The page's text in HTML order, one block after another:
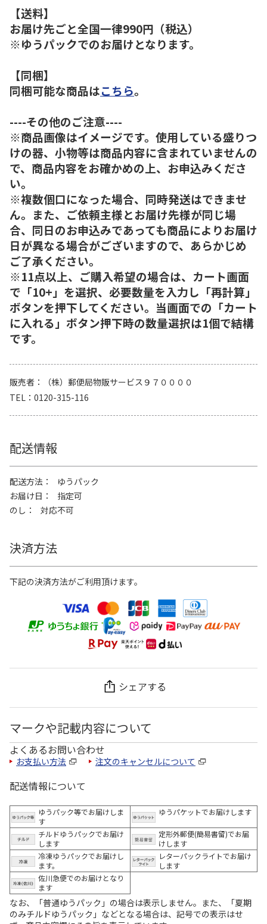
【送料】
お届け先ごと全国一律990円（税込）
※ゆうパックでのお届けとなります。
【同梱】
同梱可能な商品はこちら。
----その他のご注意----
※商品画像はイメージです。使用している盛りつ
けの器、小物等は商品内容に含まれていませんの
で、商品内容をお確かめの上、お申込みくださ
い。
※複数個口になった場合、同時発送はできませ
ん。また、ご依頼主様とお届け先様が同じ場
合、同日のお申込みであっても商品によりお届け
日が異なる場合がございますので、あらかじめ
ご了承ください。
※11点以上、ご購入希望の場合は、カート画面
で「10+」を選択、必要数量を入力し「再計算」
ボタンを押下してください。当画面での「カート
に入れる」ボタン押下時の数量選択は1個で結構
です。
販売者
（株）郵便局物販サービス９７００００
TEL
0120-315-116
配送情報
配送方法
ゆうパック
お届け日
指定可
のし
対応不可
決済方法
下記の決済方法がご利用頂けます。
シェアする
マークや記載内容について
よくあるお問い合わせ
お支払い方法 注文のキャンセルについて
配送情報について
ゆうパック等でお届けしま
す
ゆうパケットでお届けします
チルドゆうパックでお届け
します
定形外郵便(簡易書留)でお届
けします
冷凍ゆうパックでお届けし
ます。
レターパックライトでお届け
します
佐川急便でのお届けとなり
ます
なお、「普通ゆうパック」の場合は表示しません。また、「夏期
のみチルドゆうパック」などとなる場合は、記号での表示はせ